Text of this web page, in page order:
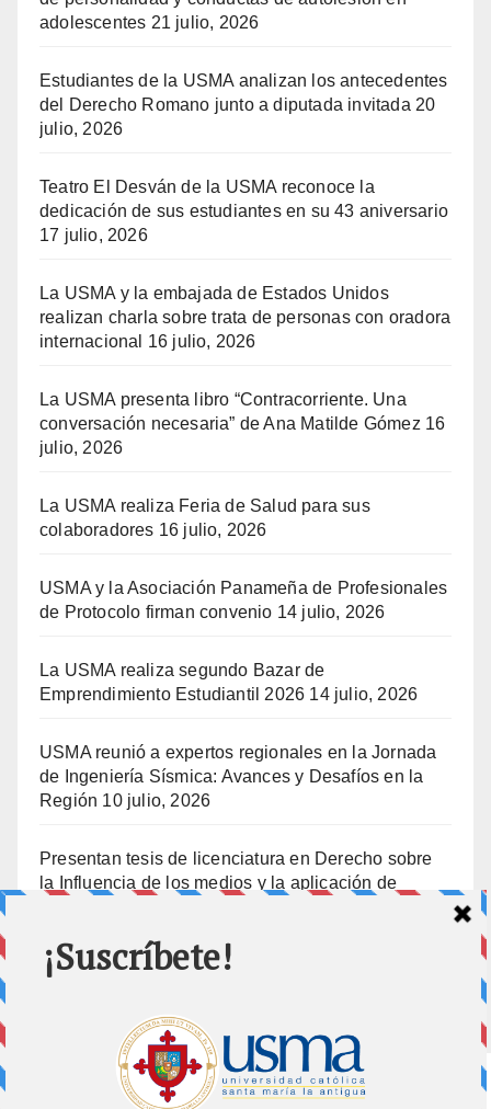
adolescentes 21 julio, 2026
Estudiantes de la USMA analizan los antecedentes
del Derecho Romano junto a diputada invitada 20
julio, 2026
Teatro El Desván de la USMA reconoce la
dedicación de sus estudiantes en su 43 aniversario
17 julio, 2026
La USMA y la embajada de Estados Unidos
realizan charla sobre trata de personas con oradora
internacional
16 julio, 2026
La USMA presenta libro “Contracorriente. Una
conversación necesaria” de Ana Matilde Gómez 16
julio, 2026
La USMA realiza Feria de Salud para sus
colaboradores 16 julio, 2026
USMA y la Asociación Panameña de Profesionales
de Protocolo firman convenio 14 julio, 2026
La USMA realiza segundo Bazar de
Emprendimiento Estudiantil 2026 14 julio, 2026
USMA reunió a expertos regionales en la Jornada
de Ingeniería Sísmica: Avances y Desafíos en la
Región 10 julio, 2026
Presentan tesis de licenciatura en Derecho sobre
la Influencia de los medios y la aplicación de